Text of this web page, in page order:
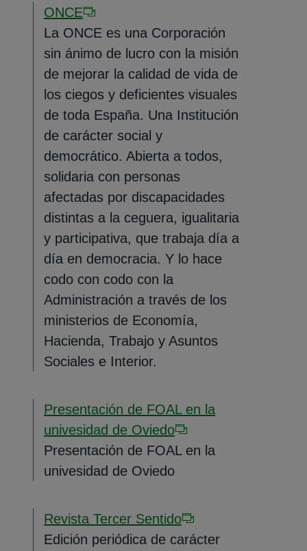
ONCE
La ONCE es una Corporación
sin ánimo de lucro con la misión
de mejorar la calidad de vida de
los ciegos y deficientes visuales
de toda España. Una Institución
de carácter social y
democrático. Abierta a todos,
solidaria con personas
afectadas por discapacidades
distintas a la ceguera, igualitaria
y participativa, que trabaja día a
día en democracia. Y lo hace
codo con codo con la
Administración a través de los
ministerios de Economía,
Hacienda, Trabajo y Asuntos
Sociales e Interior.
Presentación de FOAL en la
univesidad de Oviedo
Presentación de FOAL en la
univesidad de Oviedo
Revista Tercer Sentido
Edición periódica de carácter